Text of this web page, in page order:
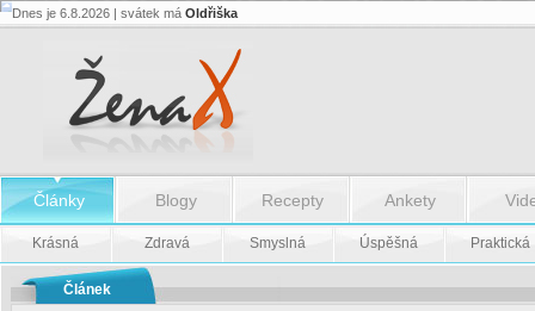
Recept:
Nivy
Dnes je 6.8.2026 | svátek má Oldřiška
Články Blogy Recepty Ankety
Krásná Zdravá Smyslná Úspěšná Praktická
Článek